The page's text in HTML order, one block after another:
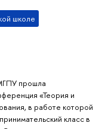
школе
прошла
«Теория и
в работе которой
класс в